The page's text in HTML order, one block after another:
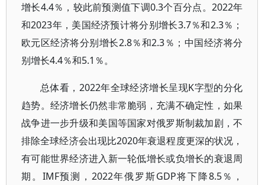
增长4.4％，较此前预测值下调0.3个百分点。2022年
和2023年，美国经济预计将分别增长3.7％和2.3％；
欧元区经济将分别增长2.8％和2.3％；中国经济将分
别增长4.4％和5.1％。
总体看，2022年全球经济增长呈现K字型的分化
趋势。经济增长仍然非常脆弱，充满不确定性，如果
战争进一步升级和美国等国家对俄罗斯制裁加剧，不
排除全球经济会出现比2020年衰退程度更深的状况，
有可能世界经济进入新一轮低增长或负增长的衰退周
期。IMF预测，2022年俄罗斯GDP将下降8.5％，